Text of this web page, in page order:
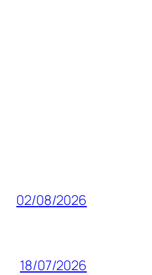
02/08/2026
18/07/2026